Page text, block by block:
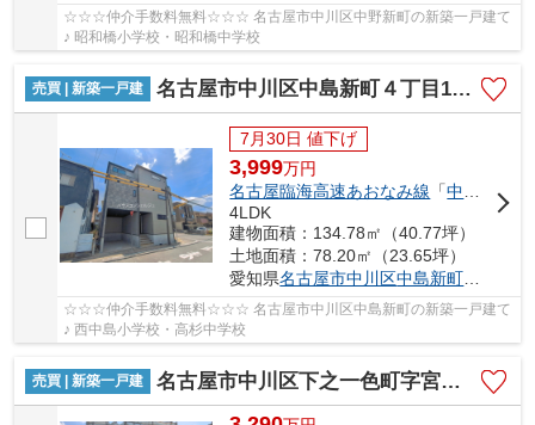
☆☆☆仲介手数料無料☆☆☆ 名古屋市中川区中野新町の新築一戸建て
♪ 昭和橋小学校・昭和橋中学校
売買 | 新築一戸建 名古屋市中川区中島新町４丁目1011【仲介手数料無料】新築一戸建て 1号棟
7月30日 値下げ
3,999万円
名古屋臨海高速あおなみ線 「中島
」駅
4LDK
建物面積：134.78㎡（40.77坪）
土地面積：78.20㎡（23.65坪）
愛知県名古屋市中川区中島新町
☆☆☆仲介手数料無料☆☆☆ 名古屋市中川区中島新町の新築一戸建て
♪ 西中島小学校・高杉中学校
売買 | 新築一戸建 名古屋市中川区下之一色町字宮分168【仲介手数料無料】新築一戸建て 1号棟